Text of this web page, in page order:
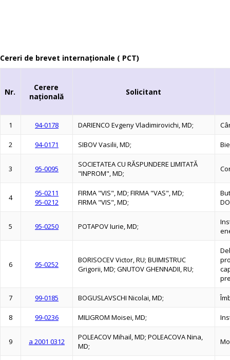
Cereri de brevet internaționale ( PCT)
Nr.
Cerere
naţională
Solicitant
1 94-0178 DARIENCO Evgeny Vladimirovichi, MD;
2 94-0171 SIBOV Vasilii, MD;
3 95-0095
SOCIETATEA CU RĂSPUNDERE LIMITATĂ
"INPROM", MD;
4
95-0211
95-0212
FIRMA "VIS", MD; FIRMA "VAS", MD;
FIRMA "VIS", MD;
5 95-0250 POTAPOV Iurie, MD;
6 95-0252
BORISOCEV Victor, RU; BUIMISTRUC
Grigorii, MD; GNUTOV GHENNADII, RU;
7 99-0185 BOGUSLAVSCHI Nicolai, MD;
8 99-0236 MILIGROM Moisei, MD;
9 a 2001 0312
POLEACOV Mihail, MD; POLEACOVA Nina,
MD;